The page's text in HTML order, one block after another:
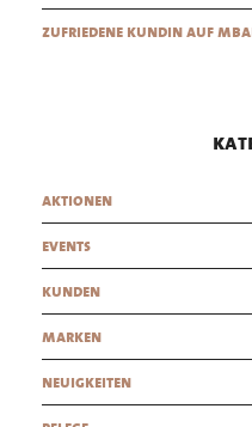
zufriedene kundin auf
aktionen
events
kunden
marken
neuigkeiten